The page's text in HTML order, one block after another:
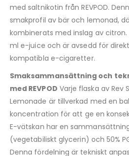
med saltnikotin från REVPOD.
smakprofil av bär och lemonad,
kombinerats med inslag av citron.
ml e-juice och är avsedd för
kompatibla e-cigaretter.
Smaksammansättning och
med REVPOD Varje flaska av Rev
Lemonade är tillverkad med en
koncentration för att ge en
E-vätskan har en
(vegetabiliskt glycerin) och 50%
Denna fördelning är tekniskt